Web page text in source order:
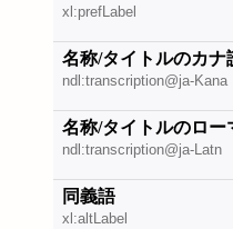
xl:prefLabel
名称/タイトルのカナ
ndl:transcription@ja-Kana
名称/タイトルのロー
ndl:transcription@ja-Latn
同義語
xl:altLabel